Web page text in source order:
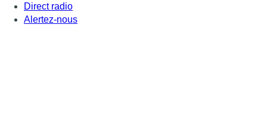
Direct radio
Alertez-nous